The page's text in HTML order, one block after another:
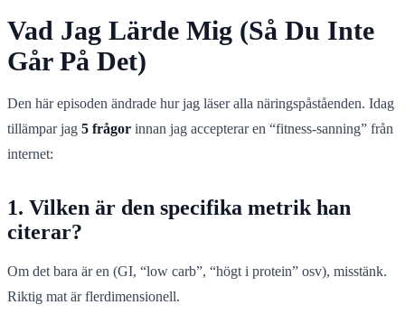
Vad Jag Lärde Mig (Så Du Inte
Går På Det)
Den här episoden ändrade hur jag läser alla näringspåståenden. Idag
tillämpar jag 5 frågor innan jag accepterar en “fitness-sanning” från
internet:
1. Vilken är den specifika metrik han
citerar?
Om det bara är en (GI, “low carb”, “högt i protein” osv), misstänk.
Riktig mat är flerdimensionell.